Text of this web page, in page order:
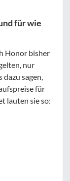
für wie
Honor bisher
nur
dazu sagen,
für
lauten sie so: